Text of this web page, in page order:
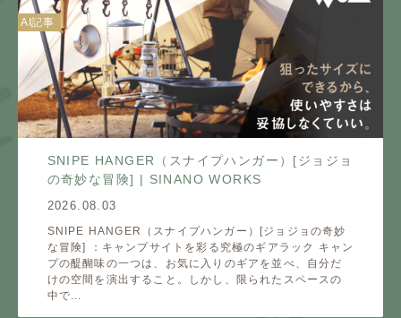
AI記事
SNIPE HANGER（スナイプハンガー）[ジョジョ
の奇妙な冒険] | SINANO WORKS
2026.08.03
SNIPE HANGER（スナイプハンガー）[ジョジョの奇妙
な冒険] ：キャンプサイトを彩る究極のギアラック キャン
プの醍醐味の一つは、お気に入りのギアを並べ、自分だ
けの空間を演出すること。しかし、限られたスペースの
中で...